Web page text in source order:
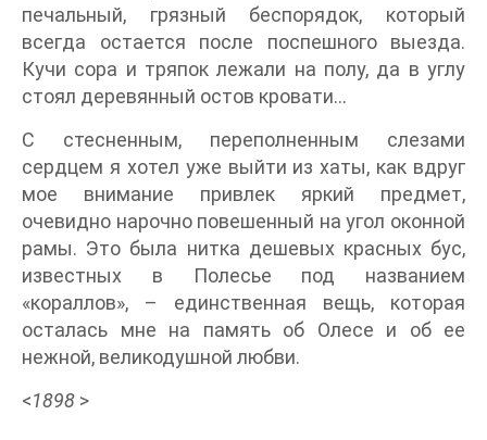
печальный, грязный беспорядок, который
всегда остается после поспешного выезда.
Кучи сора и тряпок лежали на полу, да в углу
стоял деревянный остов кровати…
С стесненным, переполненным слезами
сердцем я хотел уже выйти из хаты, как вдруг
мое внимание привлек яркий предмет,
очевидно нарочно повешенный на угол оконной
рамы. Это была нитка дешевых красных бус,
известных в Полесье под названием
«кораллов», – единственная вещь, которая
осталась мне на память об Олесе и об ее
нежной, великодушной любви.
<1898 >